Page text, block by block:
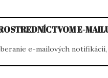
E-
e-mailových